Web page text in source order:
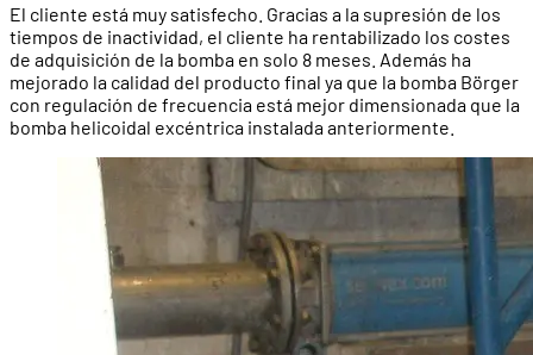
El cliente está muy satisfecho. Gracias a la supresión de los
tiempos de inactividad, el cliente ha rentabilizado los costes
de adquisición de la bomba en solo 8 meses. Además ha
mejorado la calidad del producto final ya que la bomba Börger
con regulación de frecuencia está mejor dimensionada que la
bomba helicoidal excéntrica instalada anteriormente.